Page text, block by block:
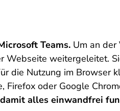
Teams. Um an der
Webseite weitergeleitet.
die Nutzung im Browser
oder Google
alles einwandfrei